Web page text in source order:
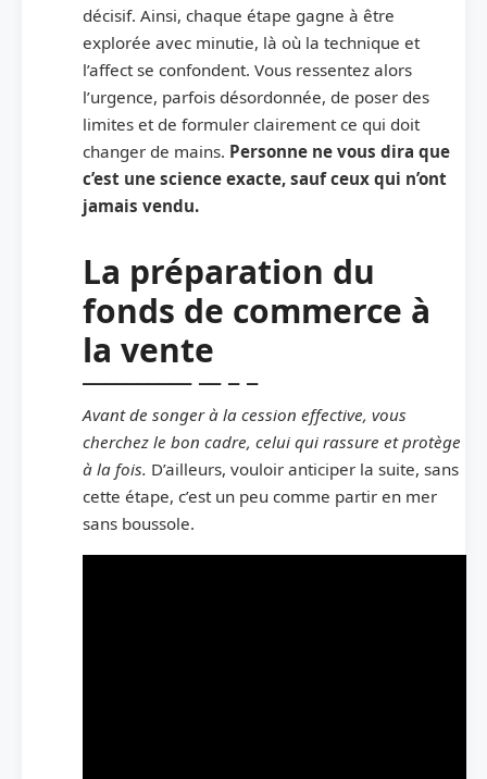
décisif. Ainsi, chaque étape gagne à être
explorée avec minutie, là où la technique et
l’affect se confondent. Vous ressentez alors
l’urgence, parfois désordonnée, de poser des
limites et de formuler clairement ce qui doit
changer de mains. Personne ne vous dira que
c’est une science exacte, sauf ceux qui n’ont
jamais vendu.
La préparation du
fonds de commerce à
la vente
Avant de songer à la cession effective, vous
cherchez le bon cadre, celui qui rassure et protège
à la fois. D’ailleurs, vouloir anticiper la suite, sans
cette étape, c’est un peu comme partir en mer
sans boussole.